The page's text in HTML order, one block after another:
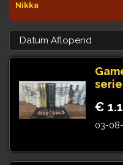
Nikka
serie
€
03-